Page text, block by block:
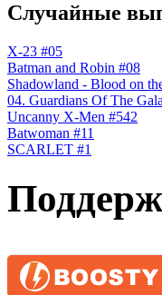
Случайные
X-23 #05
Batman and Robin #08
Shadowland - Blood on
04. Guardians Of The
Uncanny X-Men #542
Batwoman #11
SCARLET #1